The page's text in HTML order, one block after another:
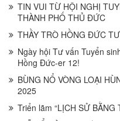
TIN VUI TỪ HỘI NGHỊ
THÀNH PHỐ THỦ ĐỨC
THẦY TRÒ HỒNG ĐỨC
Ngày hội Tư vấn Tuyển
Hồng Đức-er 12!
BÙNG NỔ VÒNG LOẠI
2025
Triển lãm “LỊCH SỬ BẰNG